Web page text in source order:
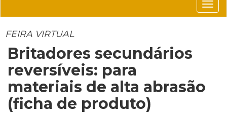
FEIRA VIRTUAL
Britadores secundários
reversíveis: para
materiais de alta abrasão
(ficha de produto)